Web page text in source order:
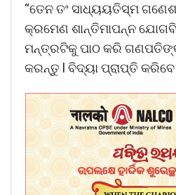
“ତେନ ତଂ ସାଧ୍ୟୟତିସ୍ମ
କ୍ରମେଣ ଶାନ୍ତିମାପନ୍ନ
ମନ୍ତ୍ରଟିକୁ ପାଠ କରି
କରନ୍ତୁ l ବିଦ୍ୟା ପ୍ରାପ୍ତି କରିବେ